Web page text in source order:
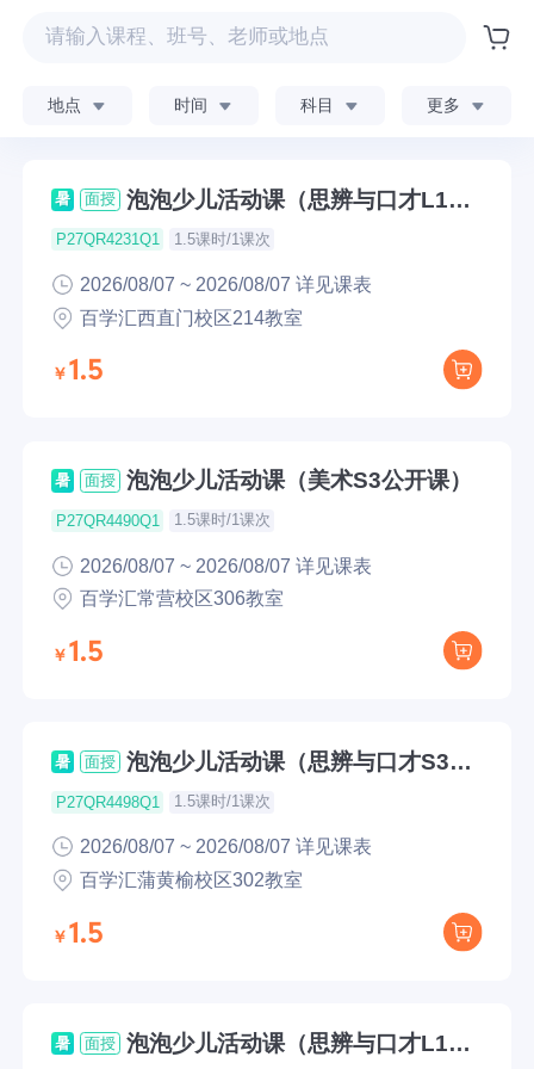
地点 时间 科目 更多
暑 面授
泡泡少儿活动课（思辨与口才L1公
开课）
P27QR4231Q1 1.5课时/1课次
2026/08/07 ~ 2026/08/07 详见课表
百学汇西直门校区214教室
1.5
暑 面授 泡泡少儿活动课（美术S3公开课）
P27QR4490Q1 1.5课时/1课次
2026/08/07 ~ 2026/08/07 详见课表
百学汇常营校区306教室
1.5
暑 面授
泡泡少儿活动课（思辨与口才S3公
开课）
P27QR4498Q1 1.5课时/1课次
2026/08/07 ~ 2026/08/07 详见课表
百学汇蒲黄榆校区302教室
1.5
暑 面授
泡泡少儿活动课（思辨与口才L1公